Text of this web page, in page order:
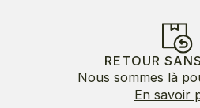
RETOUR
Nous sommes là
En savoir